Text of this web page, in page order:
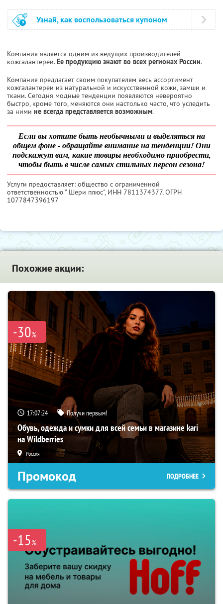
Узнай, как воспользоваться купоном
Компания является одним из ведущих производителей
кожгалантереи.Ее продукцию знают во всех регионах России.
Компания предлагает своим покупателям весь ассортимент
кожгалантереи из натуральной и искусственной кожи, замши и
ткани. Сегодня модные тенденции появляются невероятно
быстро, кроме того, меняются они настолько часто, что уследить
за ними не всегда представляется возможным.
Если вы хотите быть необычными и выделяться на
общем фоне - обращайте внимание на тенденции! Они
подскажут вам, какие товары необходимо приобрести,
чтобы быть в числе самых стильных персон сезона!
Услуги предоставляет: общество с ограниченной
ответственностью " Шери плюс", ИНН 7811374377, ОГРН
1077847396197
Похожие акции:
-30%
17:07:23 Получи первым!
Обувь, одежда и сумки для всей семьи в магазине kari
на Wildberries
Россия
Промокод ПОДРОБНЕЕ
-15%